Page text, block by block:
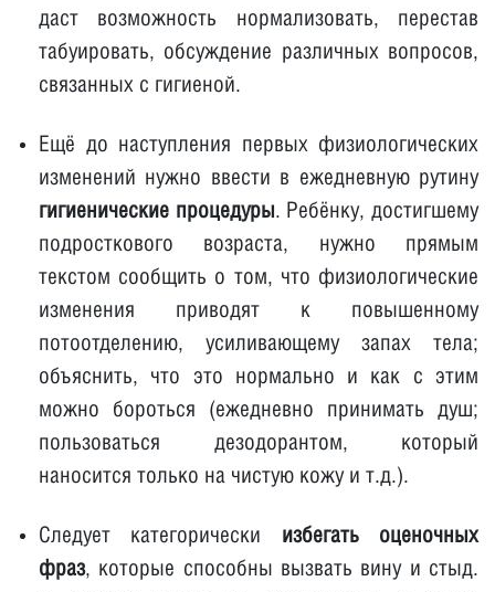
даст возможность нормализовать, перестав
табуировать, обсуждение различных вопросов,
связанных с гигиеной.
Ещё до наступления первых физиологических
изменений нужно ввести в ежедневную рутину
гигиенические процедуры. Ребёнку, достигшему
подросткового возраста, нужно прямым
текстом сообщить о том, что физиологические
изменения приводят к повышенному
потоотделению, усиливающему запах тела;
объяснить, что это нормально и как с этим
можно бороться (ежедневно принимать душ;
пользоваться дезодорантом, который
наносится только на чистую кожу и т.д.).
Следует категорически избегать оценочных
фраз, которые способны вызвать вину и стыд.